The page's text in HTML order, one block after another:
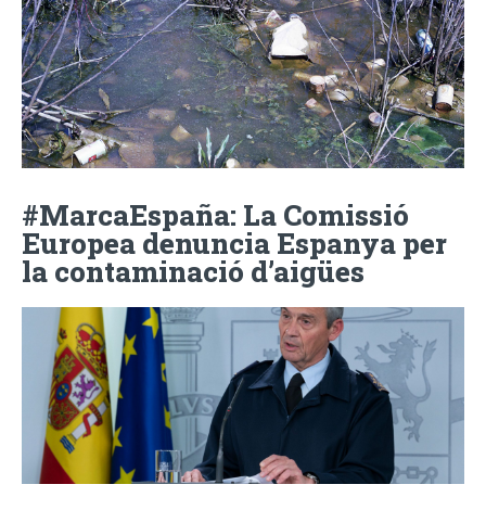
#MarcaEspaña: La Comissió
Europea denuncia Espanya per
la contaminació d’aigües